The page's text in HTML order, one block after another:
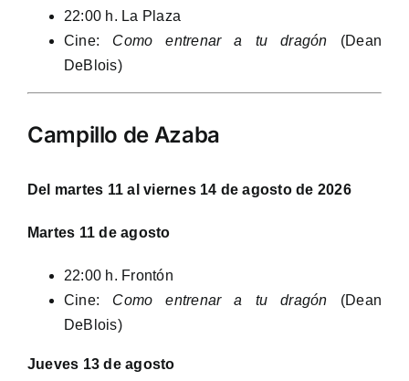
22:00 h. La Plaza
Cine: Como entrenar a tu dragón (Dean
DeBlois)
Campillo de Azaba
Del martes 11 al viernes 14 de agosto de 2026
Martes 11 de agosto
22:00 h. Frontón
Cine: Como entrenar a tu dragón (Dean
DeBlois)
Jueves 13 de agosto